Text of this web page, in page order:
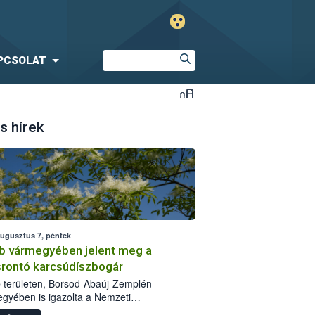
hírek
7, péntek
vármegyében jelent meg a
karcsúdíszbogár
területen, Borsod-Abaúj-Zemplén
is igazolta a Nemzeti
biztonsági Hivatal (Nébih) a